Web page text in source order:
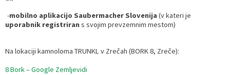
-mobilno aplikacijo Saubermacher Slovenija(v kateri je
uporabnik registrirans svojim prevzemnim mestom)
Na lokaciji kamnoloma TRUNKL v Zrečah (BORK 8, Zreče):
8 Bork – Google Zemljevidi